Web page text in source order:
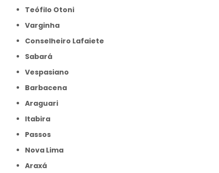
Teófilo Otoni
Varginha
Conselheiro Lafaiete
Sabará
Vespasiano
Barbacena
Araguari
Itabira
Passos
Nova Lima
Araxá